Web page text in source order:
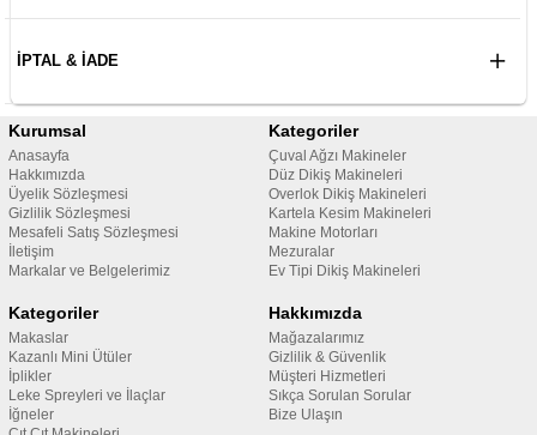
İPTAL & İADE
Kurumsal
Anasayfa
Hakkımızda
Üyelik Sözleşmesi
Gizlilik Sözleşmesi
Mesafeli Satış Sözleşmesi
İletişim
Markalar ve Belgelerimiz
Kategoriler
Çuval Ağzı Makineler
Düz Dikiş Makineleri
Overlok Dikiş Makineleri
Kartela Kesim Makineleri
Makine Motorları
Mezuralar
Ev Tipi Dikiş Makineleri
Kategoriler
Makaslar
Kazanlı Mini Ütüler
İplikler
Leke Spreyleri ve İlaçlar
İğneler
Hakkımızda
Mağazalarımız
Gizlilik & Güvenlik
Müşteri Hizmetleri
Sıkça Sorulan Sorular
Bize Ulaşın